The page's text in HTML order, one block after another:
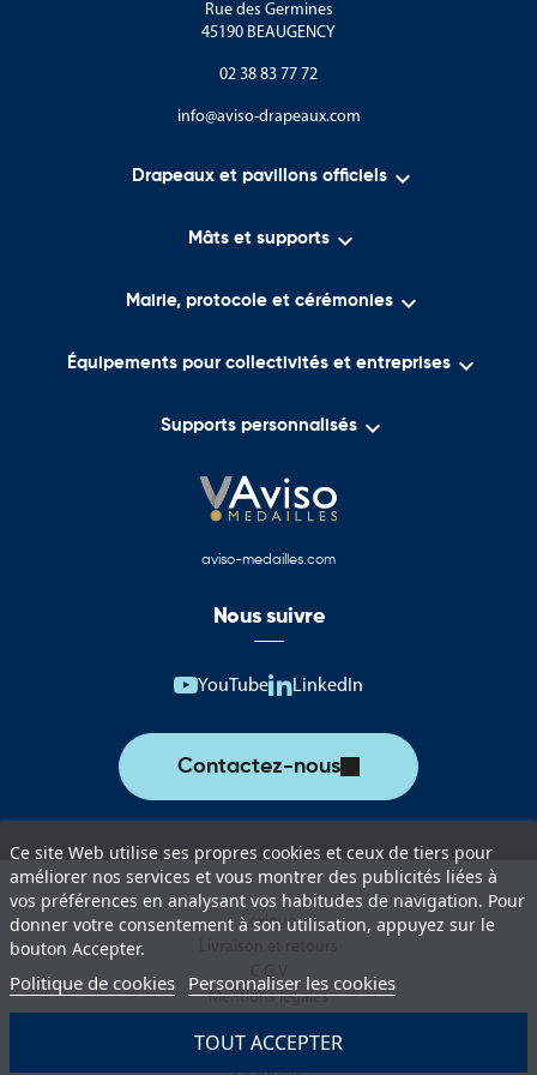
Les parcs nationaux protégés
Le pays est reconnu pour ses savoir-faire et son dynamisme :
L’agriculture
qui associe patrimoine, traditions, modernité et ouverture
Drapeaux, pavillons et oriflammes de la Thaïlande
aux couleurs de la Thaïlande. Ces supports permettent d’assurer
manifestations culturelles, rencontres internationales et actions
Vous trouverez notamment :
Drapeaux de la Thaïlande pour les cérémonies et événements
officiels
Pavillons pour mât destinés à l’affichage extérieur permanent ou
temporaire
Oriflammes de la Thaïlande pour la communication
événementielle
Drapeaux de table adaptés aux bureaux, salles de réunion et
Rue des Germines
45190 BEAUGENCY
02 38 83 77 72
info@aviso-drapeaux.com
Drapeaux et pavillons officiels 
Mâts et supports 
Mairie, protocole et cérémonies 
Équipements pour collectivités et entreprises 
Supports personnalisés 
Ce site Web utilise ses propres cookies et ceux de tiers pour
améliorer nos services et vous montrer des publicités liées à
vos préférences en analysant vos habitudes de navigation. Pour
donner votre consentement à son utilisation, appuyez sur le
bouton Accepter.
Politique de cookies Personnaliser les cookies
TOUT ACCEPTER
aviso-medailles.com
Nous suivre
YouTube LinkedIn
Contactez-nous
Lexique
Mentions légales
Paiement sécurisé